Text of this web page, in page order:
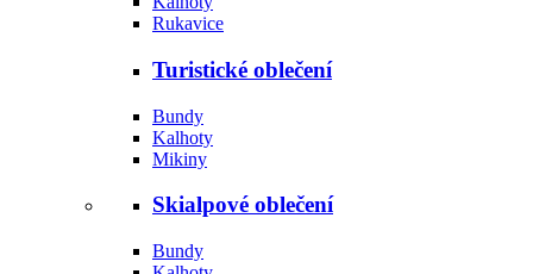
Rukavice
Turistické oblečení
Bundy
Kalhoty
Mikiny
Skialpové oblečení
Bundy